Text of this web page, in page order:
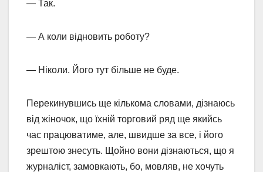
— Так.
— А коли відновить роботу?
— Ніколи. Його тут більше не буде.
Перекинувшись ще кількома словами, дізнаюсь
від жіночок, що їхній торговий ряд ще якийсь
час працюватиме, але, швидше за все, і його
зрештою знесуть. Щойно вони дізнаються, що я
журналіст, замовкають, бо, мовляв, не хочуть